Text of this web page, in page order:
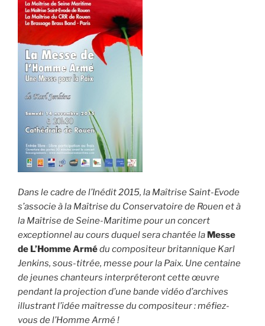
Dans le cadre de l’Inédit 2015, la Maîtrise Saint-Evode
s’associe à la Maîtrise du Conservatoire de Rouen et à
la Maîtrise de Seine-Maritime pour un concert
exceptionnel au cours duquel sera chantée la Messe
de L’Homme Armédu compositeur britannique Karl
Jenkins, sous-titrée, messe pour la Paix. Une centaine
de jeunes chanteurs interpréteront cette œuvre
pendant la projection d’une bande vidéo d’archives
illustrant l’idée maîtresse du compositeur : méfiez-
vous de l’Homme Armé !